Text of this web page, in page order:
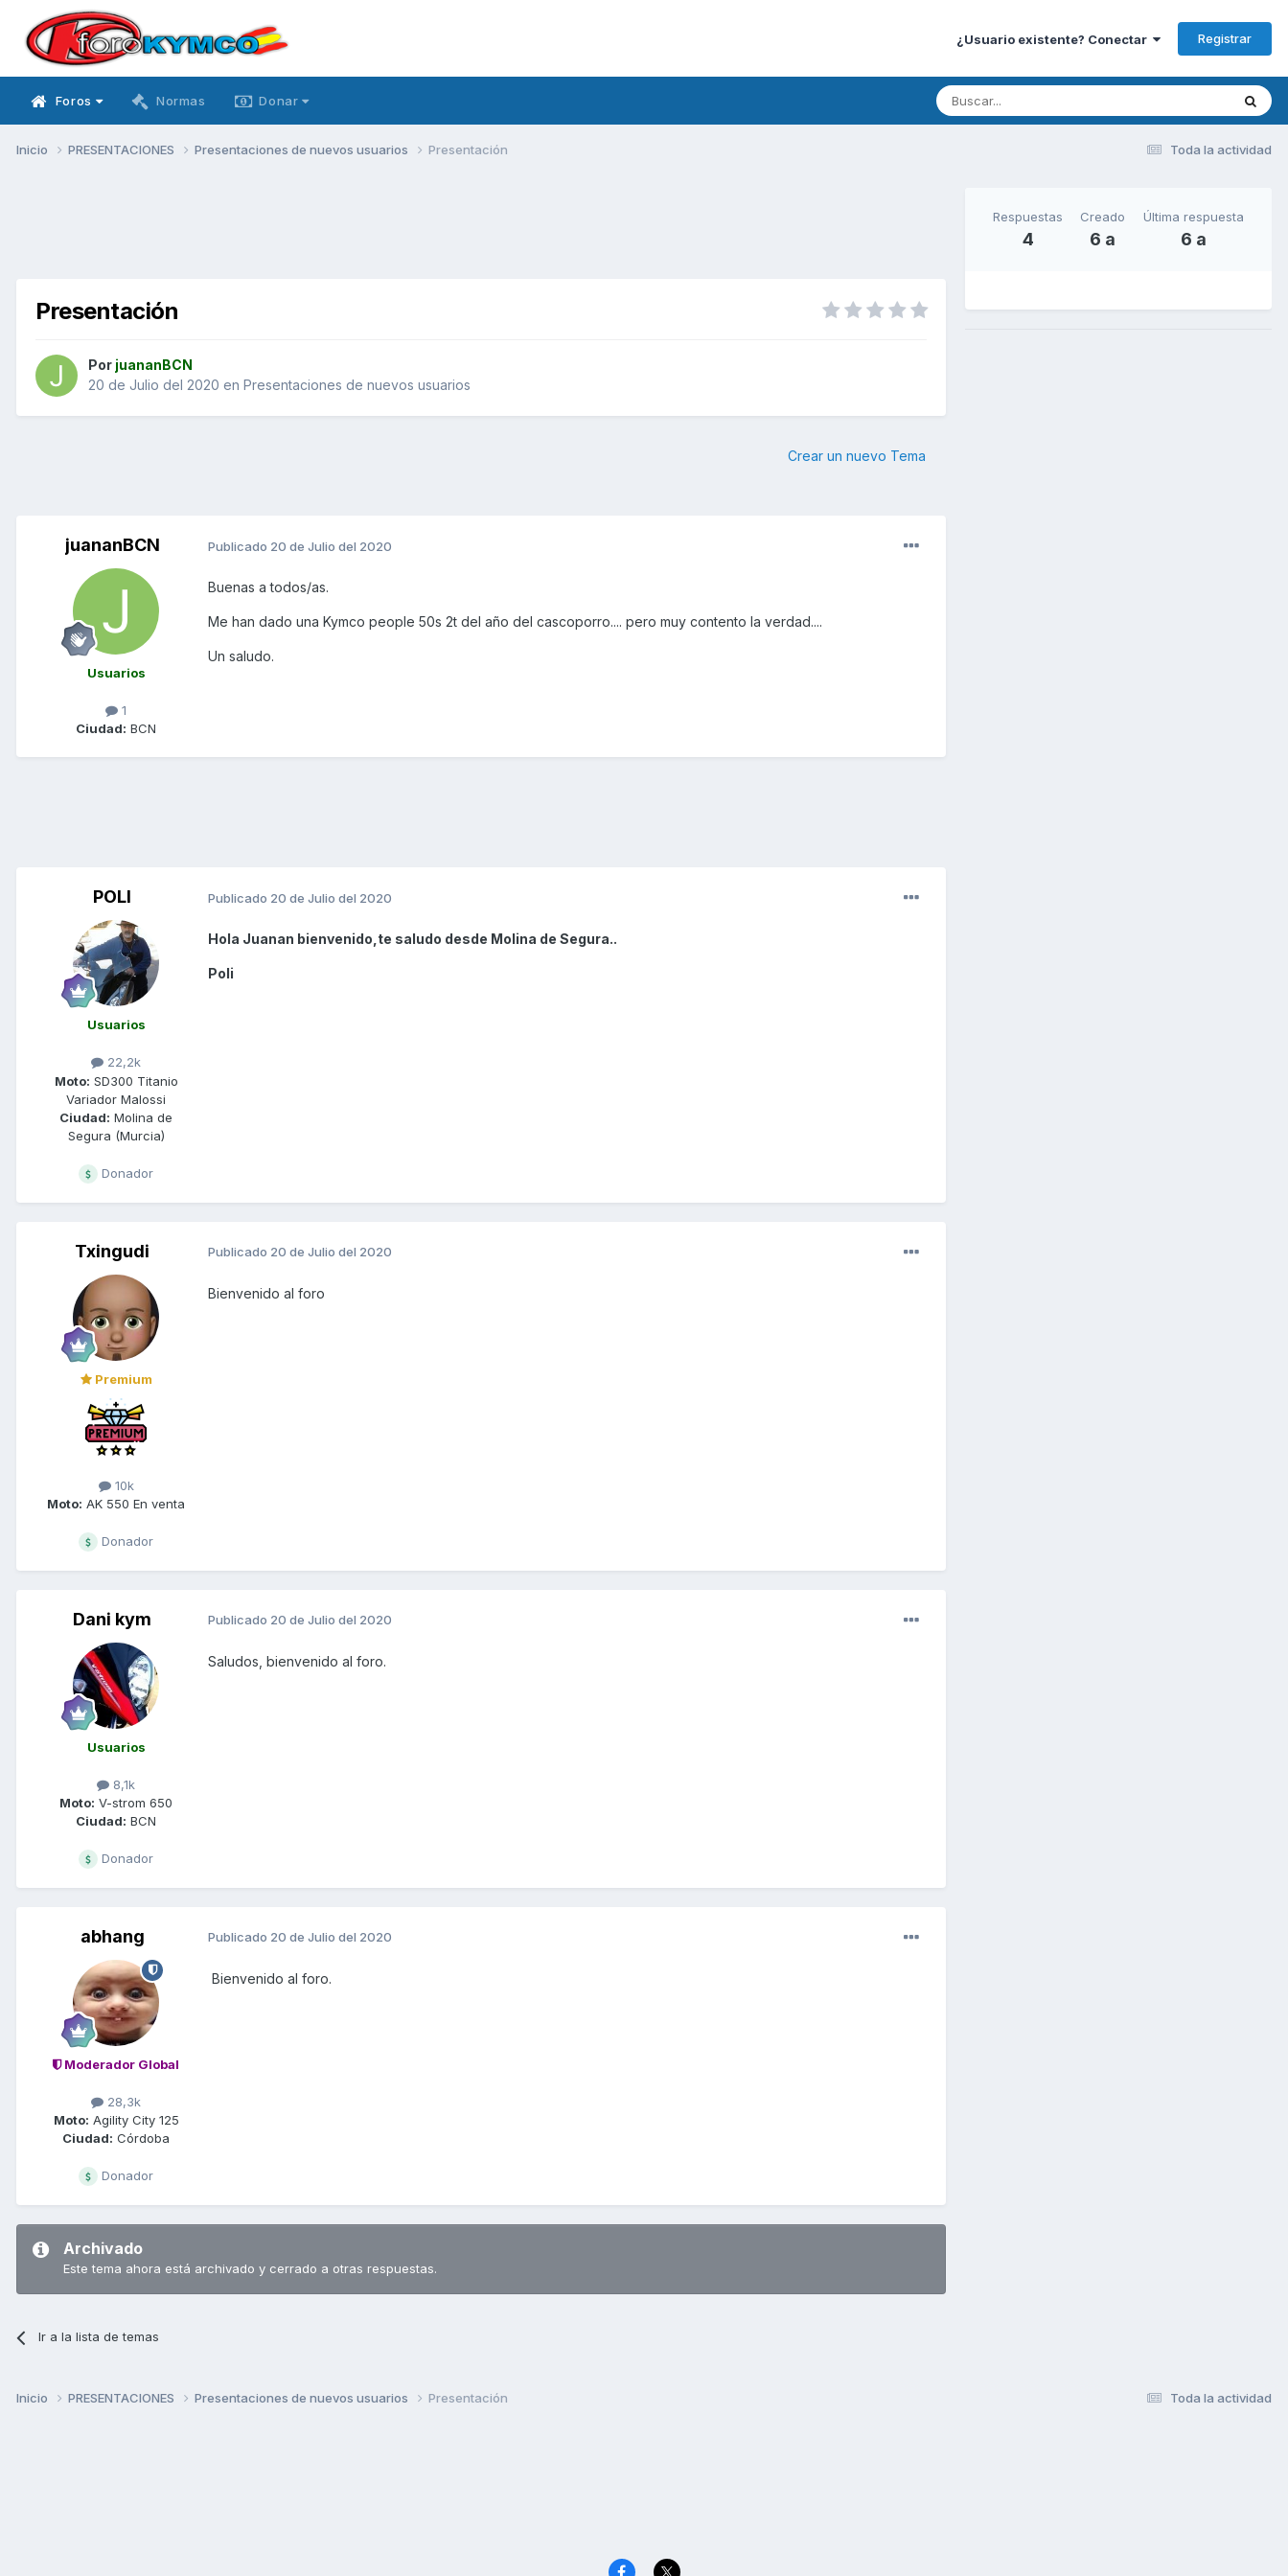
¿Usuario existente? Conectar Registrar
Foros Normas Donar
Toda la actividad
Inicio PRESENTACIONES Presentaciones de nuevos usuarios Presentación
Presentación
Por juananBCN
20 de Julio del 2020 en Presentaciones de nuevos usuarios
Crear un nuevo Tema
juananBCN
Usuarios
1
Ciudad: BCN
Publicado 20 de Julio del 2020
Buenas a todos/as.
Me han dado una Kymco people 50s 2t del año del cascoporro.... pero muy contento la verdad....
Un saludo.
POLI
Usuarios
22,2k
Moto: SD300 Titanio
Variador Malossi
Ciudad: Molina de
Segura (Murcia)
Donador
Publicado 20 de Julio del 2020
Hola Juanan bienvenido,te saludo desde Molina de Segura..
Poli
Txingudi
Premium
10k
Moto: AK 550 En venta
Donador
Publicado 20 de Julio del 2020
Bienvenido al foro
Dani kym
Usuarios
8,1k
Moto: V-strom 650
Ciudad: BCN
Donador
Publicado 20 de Julio del 2020
Saludos, bienvenido al foro.
abhang
Moderador Global
28,3k
Moto: Agility City 125
Ciudad: Córdoba
Donador
Publicado 20 de Julio del 2020
Bienvenido al foro.
Archivado
Este tema ahora está archivado y cerrado a otras respuestas.
Ir a la lista de temas
Respuestas
4
Creado
6 a
Última respuesta
6 a
Toda la actividad
Inicio PRESENTACIONES Presentaciones de nuevos usuarios Presentación